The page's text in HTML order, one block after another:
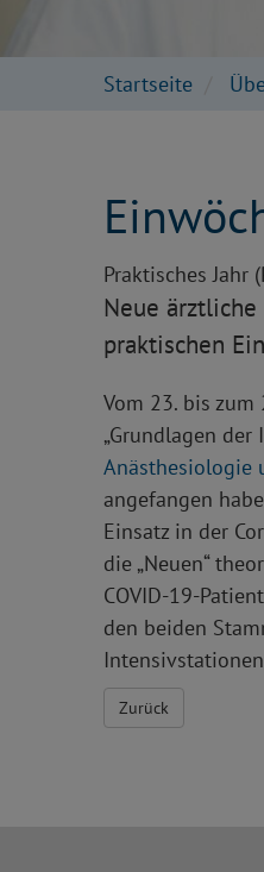
Startseite
Praktisches Jahr
Neue
praktischen
Vom 23. bis
„Grundlagen
Anästhesiologie
angefangen
Einsatz in der
die „Neuen“
COVID-19-
den beiden
Zurück